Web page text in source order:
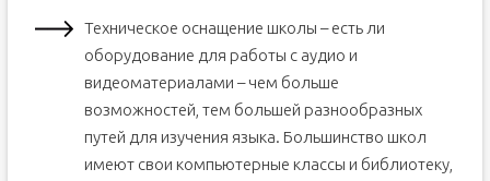
Техническое оснащение школы – есть ли
оборудование для работы с аудио и
видеоматериалами – чем больше
возможностей, тем большей разнообразных
путей для изучения языка. Большинство школ
имеют свои компьютерные классы и библиотеку,